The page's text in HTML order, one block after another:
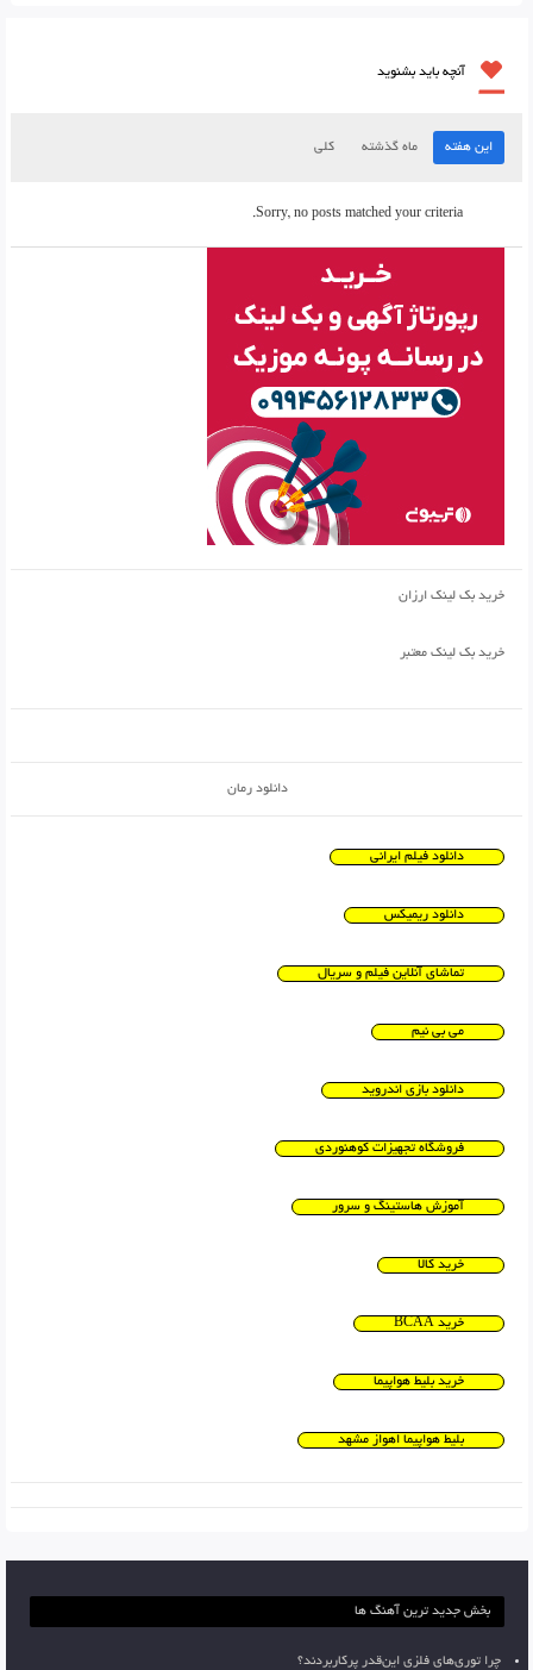
آنچه باید بشنوید
این هفته ماه گذشته کلی
Sorry, no posts matched your criteria.
خرید بک لینک ارزان
خرید بک لینک معتبر
دانلود رمان
دانلود فیلم ایرانی
دانلود ریمیکس
تماشای آنلاین فیلم و سریال
می بی نیم
دانلود بازی اندروید
فروشگاه تجهیزات کوهنوردی
آموزش هاستینگ و سرور
خرید کالا
خرید BCAA
خرید بلیط هواپیما
بلیط هواپیما اهواز مشهد
بخش جدید ترین آهنگ ها
چرا توری‌های فلزی این‌قدر پرکاربردند؟